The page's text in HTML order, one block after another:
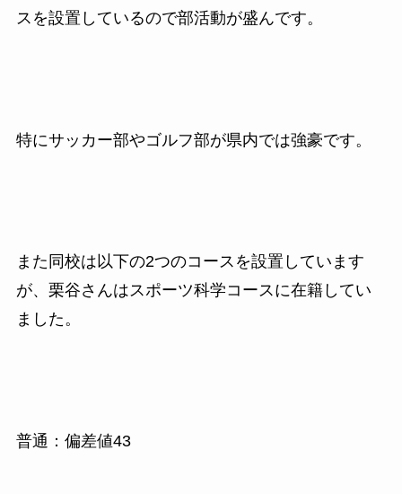
スを設置しているので部活動が盛んです。
特にサッカー部やゴルフ部が県内では強豪です。
また同校は以下の2つのコースを設置しています
が、栗谷さんはスポーツ科学コースに在籍してい
ました。
普通：偏差値43